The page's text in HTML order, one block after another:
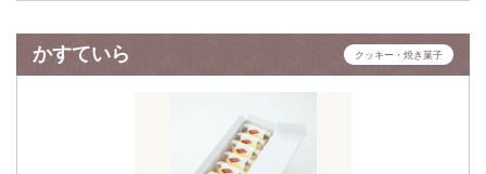
かすていら クッキー・焼き菓子